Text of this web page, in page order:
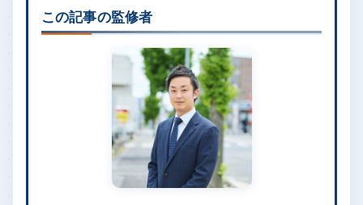
この記事の監修者